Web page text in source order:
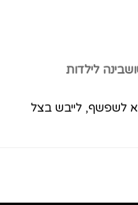
לילדות
לשפשף, לייבש בצל